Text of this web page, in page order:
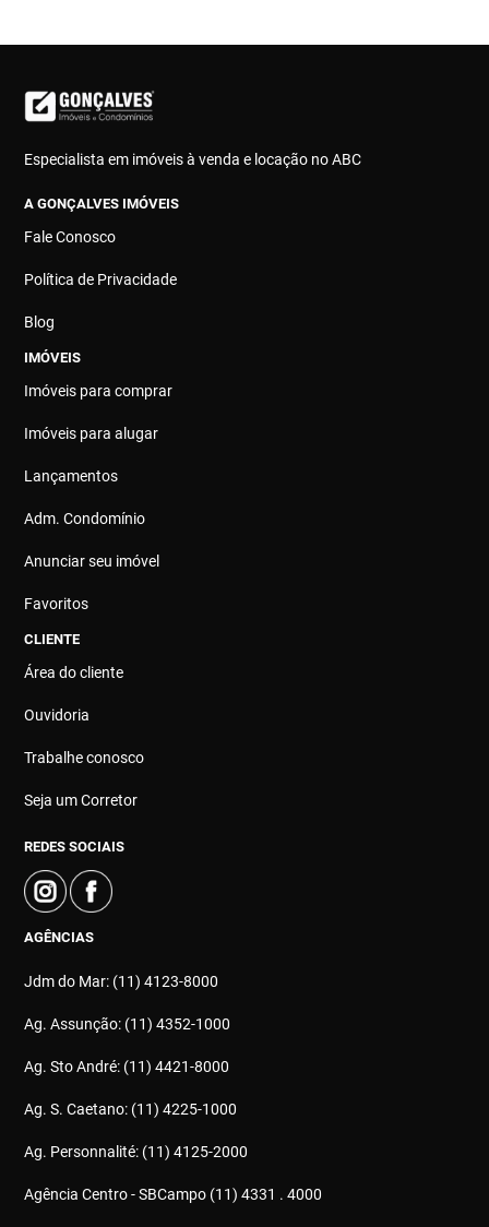
Especialista em imóveis à venda e locação no ABC
A GONÇALVES IMÓVEIS
Fale Conosco
Política de Privacidade
Blog
IMÓVEIS
Imóveis para comprar
Imóveis para alugar
Lançamentos
Adm. Condomínio
Anunciar seu imóvel
Favoritos
CLIENTE
Área do cliente
Ouvidoria
Trabalhe conosco
Seja um Corretor
REDES SOCIAIS
AGÊNCIAS
Jdm do Mar: (11) 4123-8000
Ag. Assunção: (11) 4352-1000
Ag. Sto André: (11) 4421-8000
Ag. S. Caetano: (11) 4225-1000
Ag. Personnalité: (11) 4125-2000
Agência Centro - SBCampo (11) 4331 . 4000